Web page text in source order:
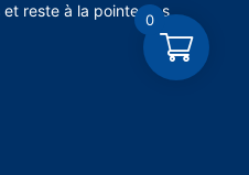
reste à la pointe des
0